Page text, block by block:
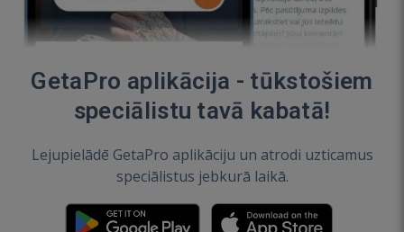
GetaPro aplikācija - tūkstošiem
speciālistu tavā kabatā!
Lejupielādē GetaPro aplikāciju un atrodi uzticamus
speciālistus jebkurā laikā.